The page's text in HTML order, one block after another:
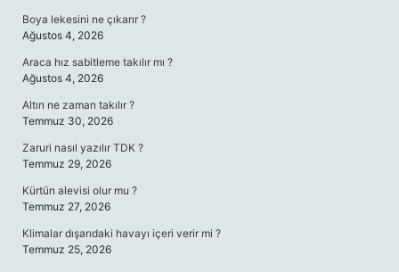
Boya lekesini ne çıkarır ?
Ağustos 4, 2026
Araca hız sabitleme takılır mı ?
Ağustos 4, 2026
Altın ne zaman takılır ?
Temmuz 30, 2026
Zaruri nasıl yazılır TDK ?
Temmuz 29, 2026
Kürtün alevisi olur mu ?
Temmuz 27, 2026
Klimalar dışarıdaki havayı içeri verir mi ?
Temmuz 25, 2026